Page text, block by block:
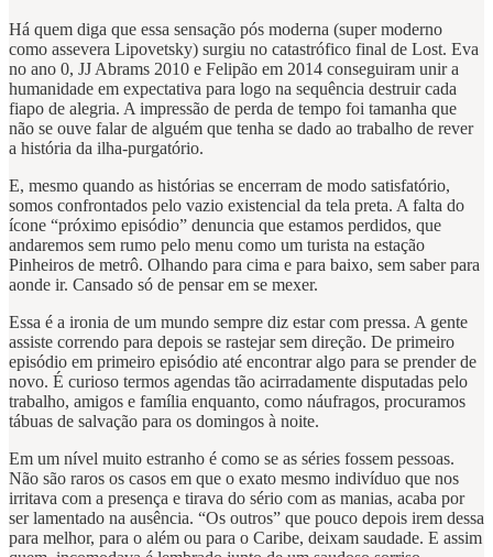
Há quem diga que essa sensação pós moderna (super moderno
como assevera Lipovetsky) surgiu no catastrófico final de Lost. Eva
no ano 0, JJ Abrams 2010 e Felipão em 2014 conseguiram unir a
humanidade em expectativa para logo na sequência destruir cada
fiapo de alegria. A impressão de perda de tempo foi tamanha que
não se ouve falar de alguém que tenha se dado ao trabalho de rever
a história da ilha-purgatório.
E, mesmo quando as histórias se encerram de modo satisfatório,
somos confrontados pelo vazio existencial da tela preta. A falta do
ícone “próximo episódio” denuncia que estamos perdidos, que
andaremos sem rumo pelo menu como um turista na estação
Pinheiros de metrô. Olhando para cima e para baixo, sem saber para
aonde ir. Cansado só de pensar em se mexer.
Essa é a ironia de um mundo sempre diz estar com pressa. A gente
assiste correndo para depois se rastejar sem direção. De primeiro
episódio em primeiro episódio até encontrar algo para se prender de
novo. É curioso termos agendas tão acirradamente disputadas pelo
trabalho, amigos e família enquanto, como náufragos, procuramos
tábuas de salvação para os domingos à noite.
Em um nível muito estranho é como se as séries fossem pessoas.
Não são raros os casos em que o exato mesmo indivíduo que nos
irritava com a presença e tirava do sério com as manias, acaba por
ser lamentado na ausência. “Os outros” que pouco depois irem dessa
para melhor, para o além ou para o Caribe, deixam saudade. E assim